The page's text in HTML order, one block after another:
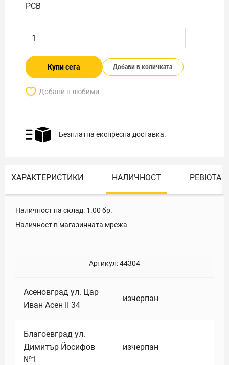
PCB
Купи сега Добави в количката
Добави в любими
Безплатна експресна доставка.
ХАРАКТЕРИСТИКИ НАЛИЧНОСТ РЕВЮТА
Наличност на склад: 1.00 бр.
Наличност в магазинната мрежа
Артикул:44304
Асеновград ул. Цар
Иван Асен II 34
изчерпан
Благоевград ул.
Димитър Йосифов
№1
изчерпан